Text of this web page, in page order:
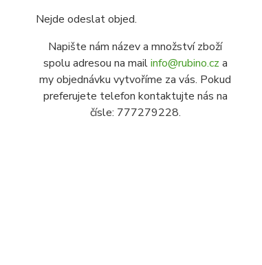
Nejde odeslat objed.
Napište nám název a množství zboží
spolu adresou na mailinfo@rubino.cz a
my objednávku vytvoříme za vás. Pokud
preferujete telefon kontaktujte nás na
čísle: 777279228.